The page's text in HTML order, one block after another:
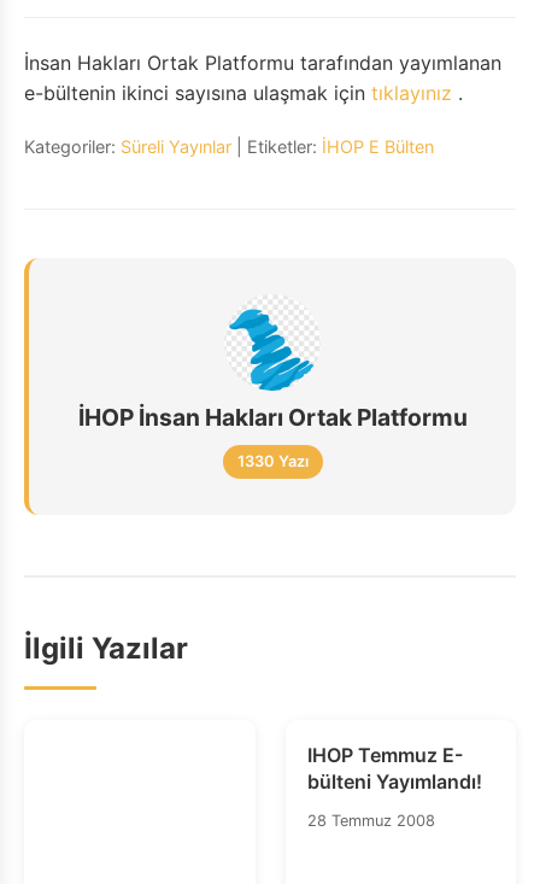
İnsan Hakları Ortak Platformu tarafından yayımlanan
e-bültenin ikinci sayısına ulaşmak için tıklayınız .
Kategoriler: Süreli Yayınlar | Etiketler: İHOP E Bülten
İHOP İnsan Hakları Ortak Platformu
1330 Yazı
İlgili Yazılar
IHOP Temmuz E-
bülteni Yayımlandı!
28 Temmuz 2008